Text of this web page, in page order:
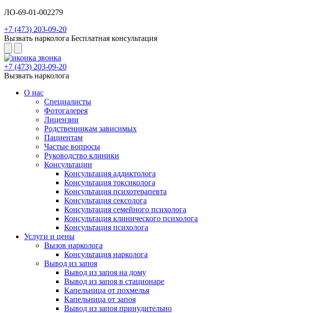
ЛО-69-01-002279
+7 (473) 203-09-20
Вызвать нарколога Бесплатная консультация
+7 (473) 203-09-20
Вызвать нарколога
О нас
Специалисты
Фотогалерея
Лицензии
Родственникам зависимых
Пациентам
Частые вопросы
Руководство клиники
Консультации
Консультация аддиктолога
Консультация токсиколога
Консультация психотерапевта
Консультация сексолога
Консультация семейного психолога
Консультация клинического психолога
Консультация психолога
Услуги и цены
Вызов нарколога
Консультация нарколога
Вывод из запоя
Вывод из запоя на дому
Вывод из запоя в стационаре
Капельница от похмелья
Капельница от запоя
Вывод из запоя принудительно